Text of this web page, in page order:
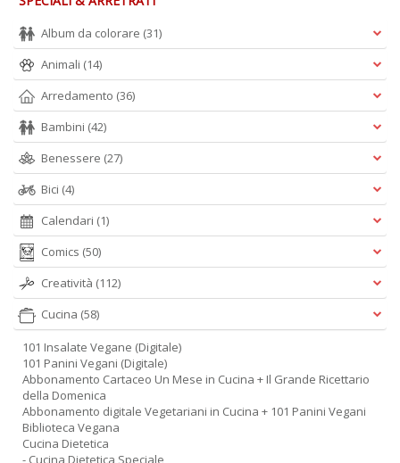
Album da colorare (31)
Animali (14)
Arredamento (36)
Bambini (42)
Benessere (27)
Bici (4)
Calendari (1)
Comics (50)
Creatività (112)
Cucina (58)
101 Insalate Vegane (Digitale)
101 Panini Vegani (Digitale)
Abbonamento Cartaceo Un Mese in Cucina + Il Grande Ricettario
della Domenica
Abbonamento digitale Vegetariani in Cucina + 101 Panini Vegani
Biblioteca Vegana
Cucina Dietetica
- Cucina Dietetica Speciale